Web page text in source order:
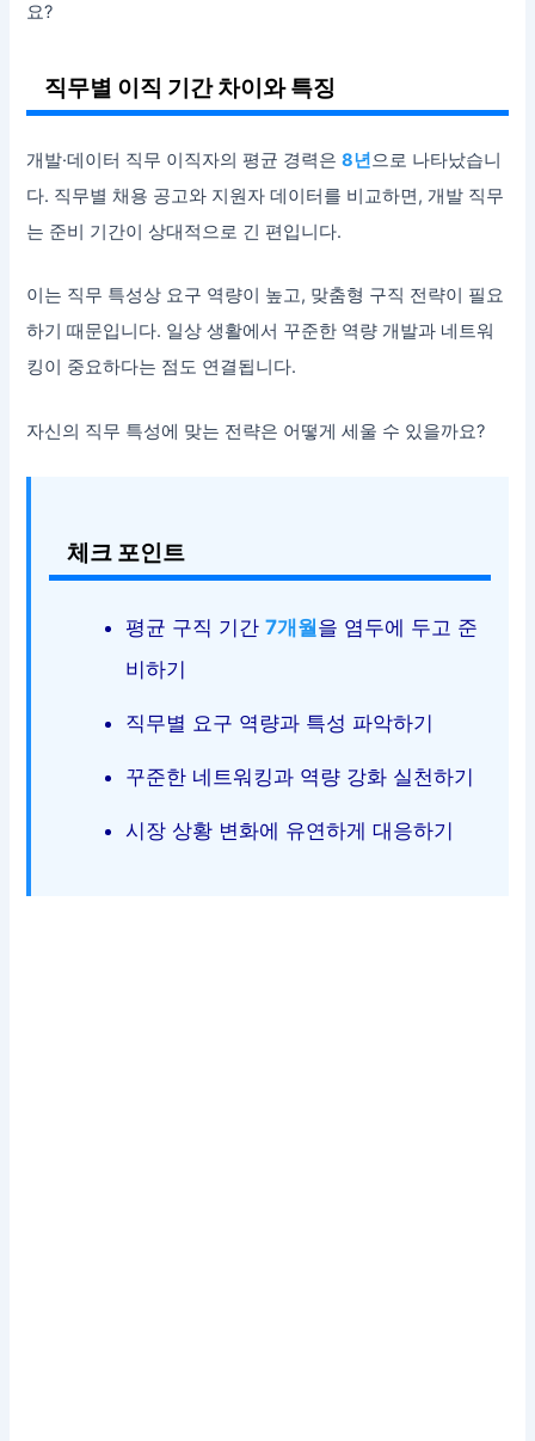
요?
직무별 이직 기간 차이와 특징
개발·데이터 직무 이직자의 평균 경력은8년으로 나타났습니
다. 직무별 채용 공고와 지원자 데이터를 비교하면, 개발 직무
는 준비 기간이 상대적으로 긴 편입니다.
이는 직무 특성상 요구 역량이 높고, 맞춤형 구직 전략이 필요
하기 때문입니다. 일상 생활에서 꾸준한 역량 개발과 네트워
킹이 중요하다는 점도 연결됩니다.
자신의 직무 특성에 맞는 전략은 어떻게 세울 수 있을까요?
체크 포인트
평균 구직 기간7개월 을 염두에 두고 준
비하기
직무별 요구 역량과 특성 파악하기
꾸준한 네트워킹과 역량 강화 실천하기
시장 상황 변화에 유연하게 대응하기